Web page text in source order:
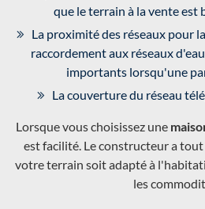
que le terrain à la vente est
La proximité des réseaux pour
raccordement aux réseaux
importants lorsqu'une
La couverture du réseau
Lorsque vous choisissez une
est facilité. Le constructeur a
votre terrain soit adapté à
les